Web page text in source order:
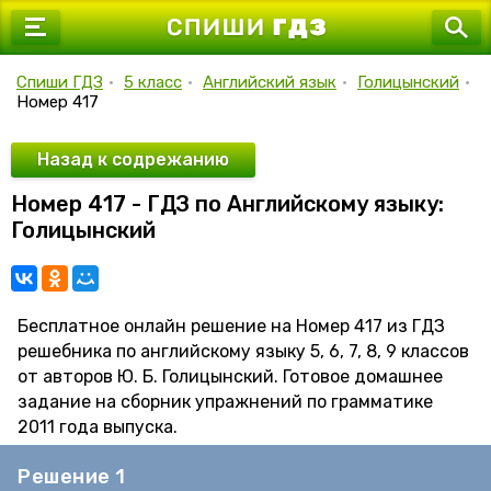
7 класс
9 класс
10 класс
11 класс
Спиши ГДЗ • 5 класс • Английский язык • Голицынский •
Номер 417
Назад к содрежанию
Номер 417 - ГДЗ по Английскому языку:
Голицынский
Бесплатное онлайн решение на Номер 417 из ГДЗ
решебника по английскому языку 5, 6, 7, 8, 9 классов
от авторов Ю. Б. Голицынский. Готовое домашнее
задание на сборник упражнений по грамматике
2011 года выпуска.
Решение 1